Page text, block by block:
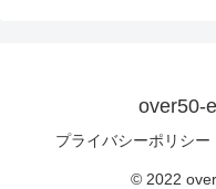
over50-
プライバシーポリシー
© 2022